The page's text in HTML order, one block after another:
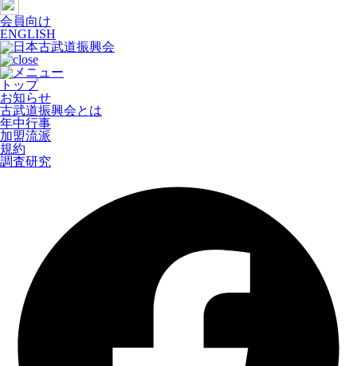
会員向け
ENGLISH
トップ
お知らせ
古武道振興会とは
年中行事
加盟流派
規約
調査研究